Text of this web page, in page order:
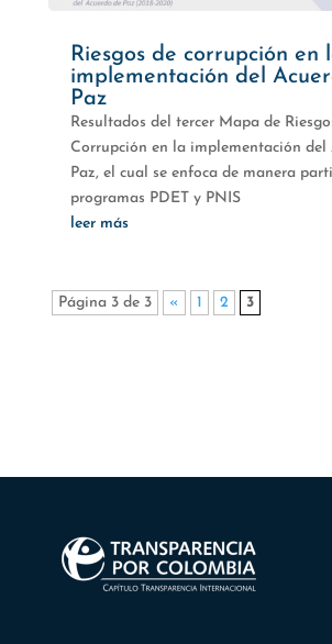
Riesgos de corrupción en
implementación del
Paz
Resultados del tercer Mapa de
Corrupción en la implementación del
Paz, el cual se enfoca de manera
programas PDET y PNIS
leer más
Página 3 de 3 « 1 2 3